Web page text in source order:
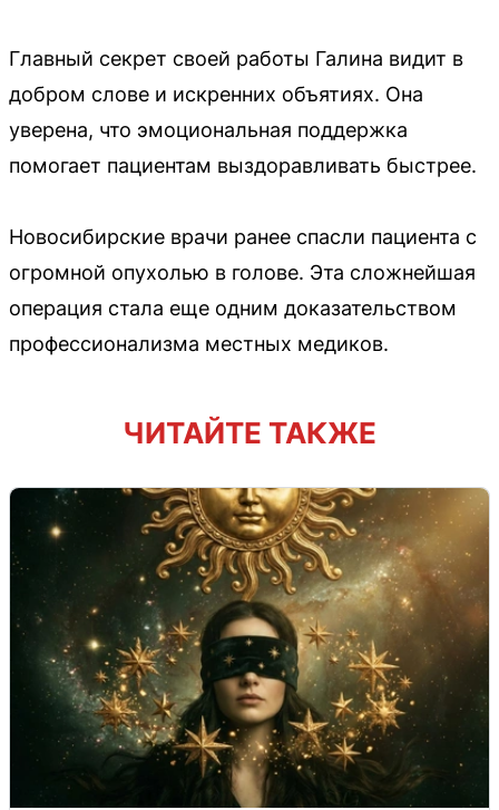
Главный секрет своей работы Галина видит в
добром слове и искренних объятиях. Она
уверена, что эмоциональная поддержка
помогает пациентам выздоравливать быстрее.
Новосибирские врачи ранее спасли пациента с
огромной опухолью в голове. Эта сложнейшая
операция стала еще одним доказательством
профессионализма местных медиков.
ЧИТАЙТЕ ТАКЖЕ